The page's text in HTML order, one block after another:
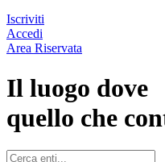
Iscriviti
Accedi
Area Riservata
Il luogo dove
quello che